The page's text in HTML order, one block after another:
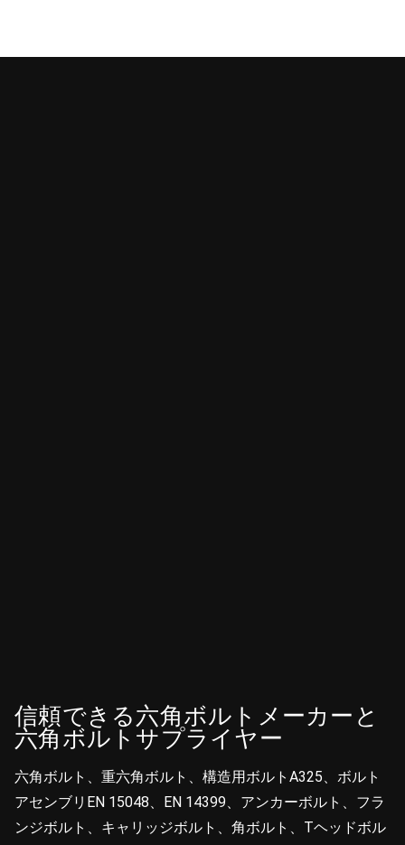
信頼できる六角ボルトメーカーと
六角ボルトサプライヤー
六角ボルト、重六角ボルト、構造用ボルトA325、ボルト
アセンブリEN 15048、EN 14399、アンカーボルト、フラ
ンジボルト、キャリッジボルト、角ボルト、Tヘッドボル